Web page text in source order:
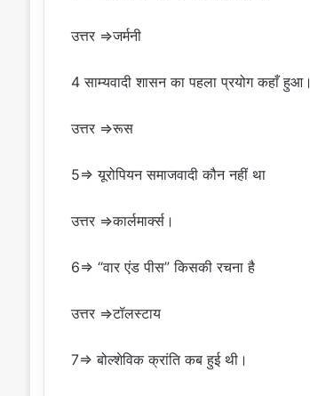
उत्तर ⇒जर्मनी
4 साम्यवादी शासन का पहला प्रयोग कहाँ हुआ।
उत्तर ⇒रूस
5⇒ यूरोपियन समाजवादी कौन नहीं था
उत्तर ⇒कार्लमार्क्स।
6⇒ “वार एंड पीस” किसकी रचना है
उत्तर ⇒टॉलस्टाय
7⇒ बोल्शेविक क्रांति कब हुई थी।